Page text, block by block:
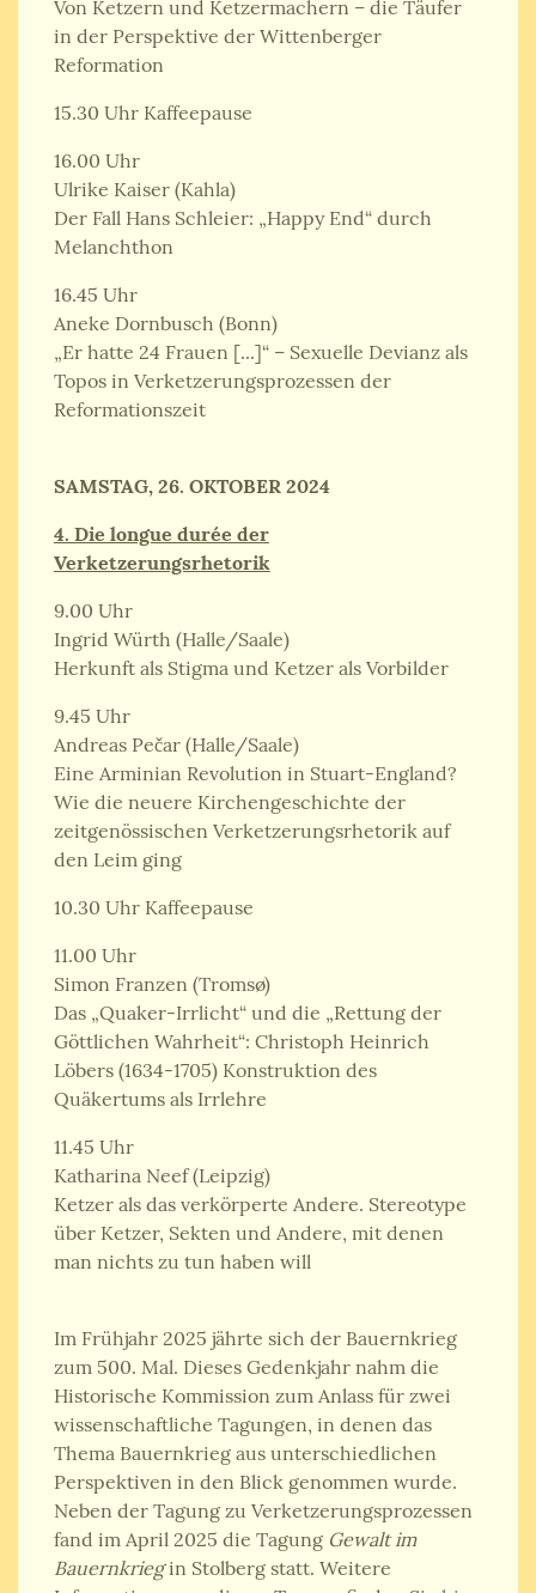
Von Ketzern und Ketzermachern – die Täufer
in der Perspektive der Wittenberger
Reformation
15.30 Uhr Kaffeepause
16.00 Uhr
Ulrike Kaiser (Kahla)
Der Fall Hans Schleier: „Happy End“ durch
Melanchthon
16.45 Uhr
Aneke Dornbusch (Bonn)
„Er hatte 24 Frauen [...]“ – Sexuelle Devianz als
Topos in Verketzerungsprozessen der
Reformationszeit
SAMSTAG, 26. OKTOBER 2024
4. Die longue durée der
Verketzerungsrhetorik
9.00 Uhr
Ingrid Würth (Halle/Saale)
Herkunft als Stigma und Ketzer als Vorbilder
9.45 Uhr
Andreas Pečar (Halle/Saale)
Eine Arminian Revolution in Stuart-England?
Wie die neuere Kirchengeschichte der
zeitgenössischen Verketzerungsrhetorik auf
den Leim ging
10.30 Uhr Kaffeepause
11.00 Uhr
Simon Franzen (Tromsø)
Das „Quaker-Irrlicht“ und die „Rettung der
Göttlichen Wahrheit“: Christoph Heinrich
Löbers (1634-1705) Konstruktion des
Quäkertums als Irrlehre
11.45 Uhr
Katharina Neef (Leipzig)
Ketzer als das verkörperte Andere. Stereotype
über Ketzer, Sekten und Andere, mit denen
man nichts zu tun haben will
Im Frühjahr 2025 jährte sich der Bauernkrieg
zum 500. Mal. Dieses Gedenkjahr nahm die
Historische Kommission zum Anlass für zwei
wissenschaftliche Tagungen, in denen das
Thema Bauernkrieg aus unterschiedlichen
Perspektiven in den Blick genommen wurde.
Neben der Tagung zu Verketzerungsprozessen
fand im April 2025 die Tagung Gewalt im
Bauernkriegin Stolberg statt. Weitere